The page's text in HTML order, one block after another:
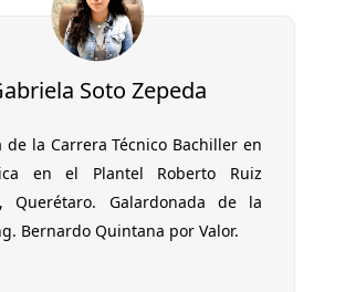
Soto Zepeda
de la Carrera Técnico Bachiller en
en el Plantel Roberto Ruiz
Querétaro. Galardonada de la
Bernardo Quintana por Valor.